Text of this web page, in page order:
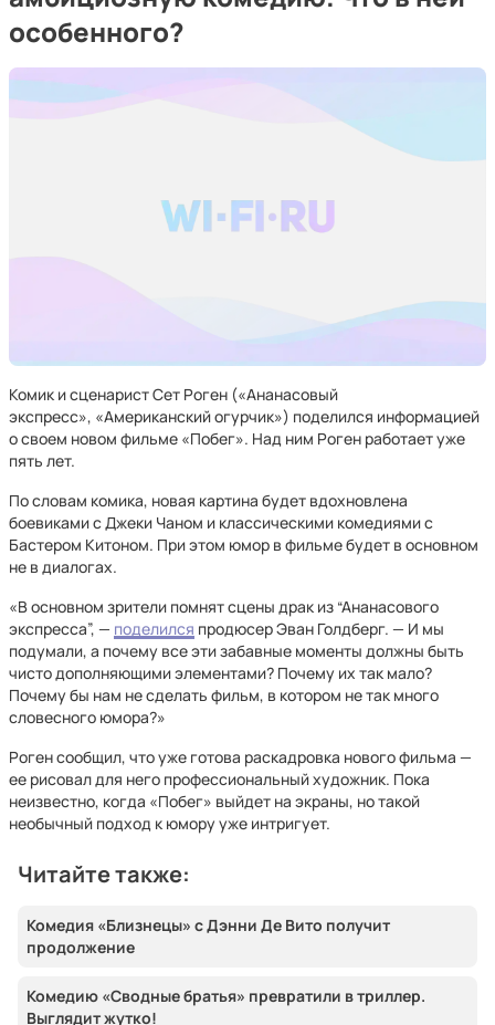
особенного?
Комик и сценарист Сет Роген («Ананасовый
экспресс», «Американский огурчик») поделился информацией
о своем новом фильме «Побег». Над ним Роген работает уже
пять лет.
По словам комика, новая картина будет вдохновлена
боевиками с Джеки Чаном и классическими комедиями с
Бастером Китоном. При этом юмор в фильме будет в основном
не в диалогах.
«В основном зрители помнят сцены драк из “Ананасового
экспресса”, — поделился продюсер Эван Голдберг. — И мы
подумали, а почему все эти забавные моменты должны быть
чисто дополняющими элементами? Почему их так мало?
Почему бы нам не сделать фильм, в котором не так много
словесного юмора?»
Роген сообщил, что уже готова раскадровка нового фильма —
ее рисовал для него профессиональный художник. Пока
неизвестно, когда «Побег» выйдет на экраны, но такой
необычный подход к юмору уже интригует.
Читайте также:
Комедия «Близнецы» с Дэнни Де Вито получит
продолжение
Комедию «Сводные братья» превратили в триллер.
Выглядит жутко!